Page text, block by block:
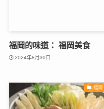
福岡的味道： 福岡美食
2024年8月30日
福岡